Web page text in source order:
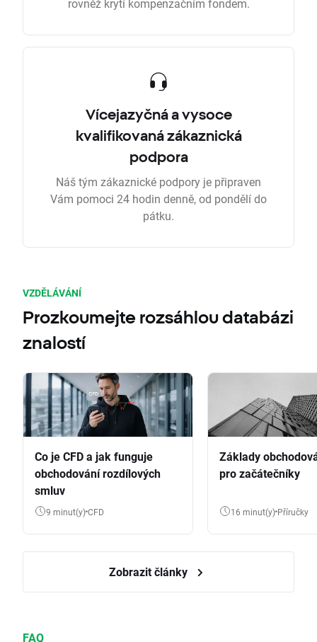
rovněž krytí kompenzačním fondem.
Vícejazyčná a vysoce
kvalifikovaná zákaznická
podpora
Náš tým zákaznické podpory je připraven
Vám pomoci 24 hodin denně, od pondělí do
pátku.
VZDĚLÁVÁNÍ
Prozkoumejte rozsáhlou databázi
znalostí
Co je CFD a jak funguje
obchodování rozdílových
smluv
9 minut(y) CFD
Základy
pro začátečníky
16 minut(y) Příručky
Zobrazit články
FAQ